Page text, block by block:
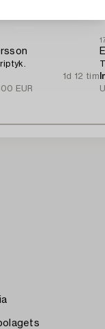
1d 12 tim
EUR